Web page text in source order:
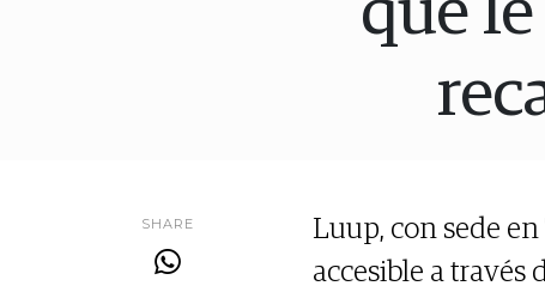
que
SHARE
Luup, con sede
accesible a través